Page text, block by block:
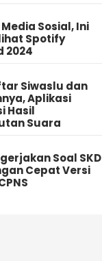
Sosial, Ini
Spotify
2024
Siwaslu dan
Aplikasi
Hasil
Suara
Soal SKD
Cepat Versi